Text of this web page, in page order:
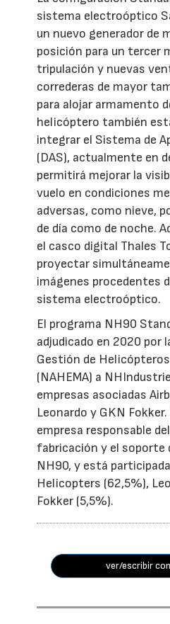
sistema electroóptico
un nuevo generador de
posición para un tercer
tripulación y nuevas
correderas de mayor
para alojar armamento
helicóptero también
integrar el Sistema de
(DAS), actualmente en
permitirá mejorar la
vuelo en condiciones
adversas, como nieve,
de día como de noche.
el casco digital Thales
proyectar
imágenes procedentes
sistema electroóptico.
El programa NH90
adjudicado en 2020 por
Gestión de Helicópteros
(NAHEMA) a
empresas asociadas
Leonardo y GKN
empresa responsable
fabricación y el soporte
NH90, y está
Helicopters (62,5%),
Fokker (5,5%).
ver/escribir